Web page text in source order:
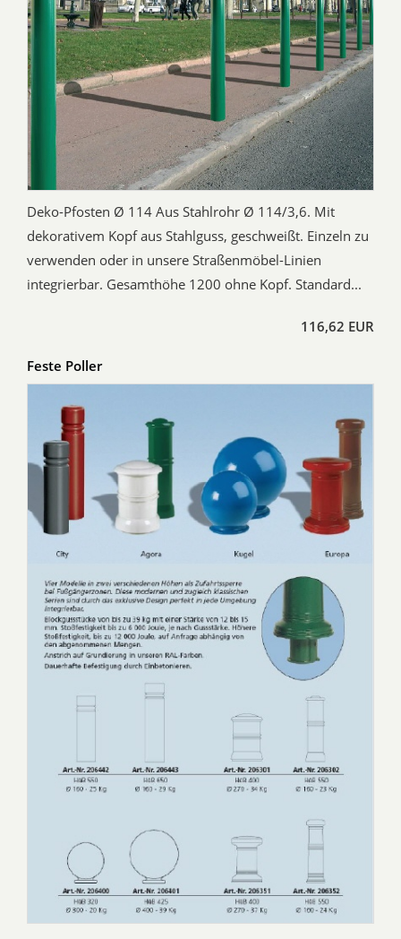
Deko-Pfosten Ø 114 Aus Stahlrohr Ø 114/3,6. Mit
dekorativem Kopf aus Stahlguss, geschweißt. Einzeln zu
verwenden oder in unsere Straßenmöbel-Linien
integrierbar. Gesamthöhe 1200 ohne Kopf. Standard...
116,62 EUR
Feste Poller